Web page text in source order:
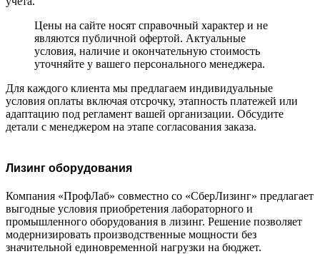
Цены на сайте носят справочный характер и не
являются публичной офертой. Актуальные
условия, наличие и окончательную стоимость
уточняйте у вашего персонального менеджера.
Для каждого клиента мы предлагаем индивидуальные
условия оплаты включая отсрочку, этапность платежей или
адаптацию под регламент вашей организации. Обсудите
детали с менеджером на этапе согласования заказа.
Лизинг оборудования
Компания «ПрофЛаб» совместно со «СберЛизинг» предлагает
выгодные условия приобретения лабораторного и
промышленного оборудования в лизинг. Решение позволяет
модернизировать производственные мощности без
значительной единовременной нагрузки на бюджет.